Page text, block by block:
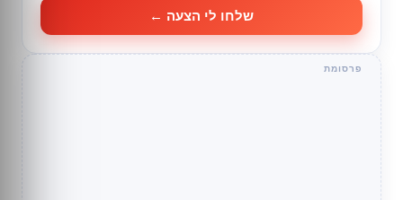
שלחו לי הצעה ←